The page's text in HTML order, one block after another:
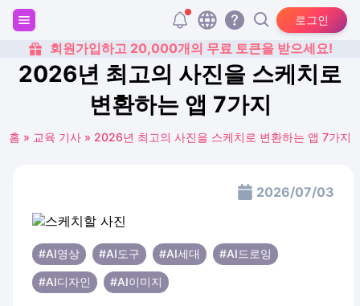
로그인
회원가입하고 20,000개의 무료 토큰을 받으세요!
2026년 최고의 사진을 스케치로
변환하는 앱 7가지
홈 » 교육 기사 » 2026년 최고의 사진을 스케치로 변환하는 앱 7가지
2026/07/03
#AI영상 #AI도구 #AI세대 #AI드로잉
#AI디자인 #AI이미지